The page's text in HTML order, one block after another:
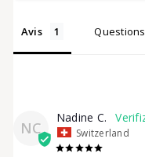
r
l
Avis Questions
NC
Nadine C.
Switzerland